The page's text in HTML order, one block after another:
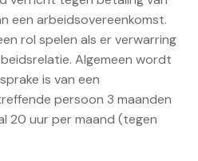
een arbeidsovereenkomst.
rol spelen als er verwarring
Algemeen wordt
is van een
persoon 3 maanden
20 uur per maand (tegen